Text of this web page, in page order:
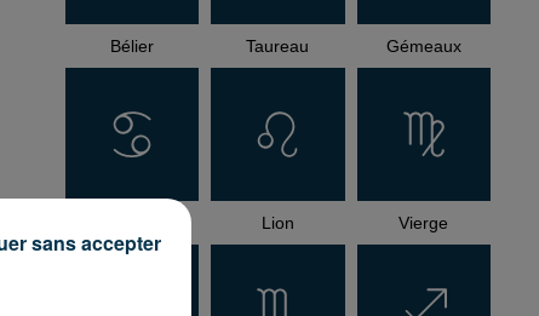
Bélier Taureau Gémeaux
Lion Vierge
sans accepter